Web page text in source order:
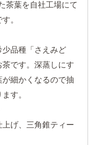
茶葉を自社工場にて
。
品種「さえみど
です。深蒸しにす
細かくなるので抽
す。
げ、三角錐ティー